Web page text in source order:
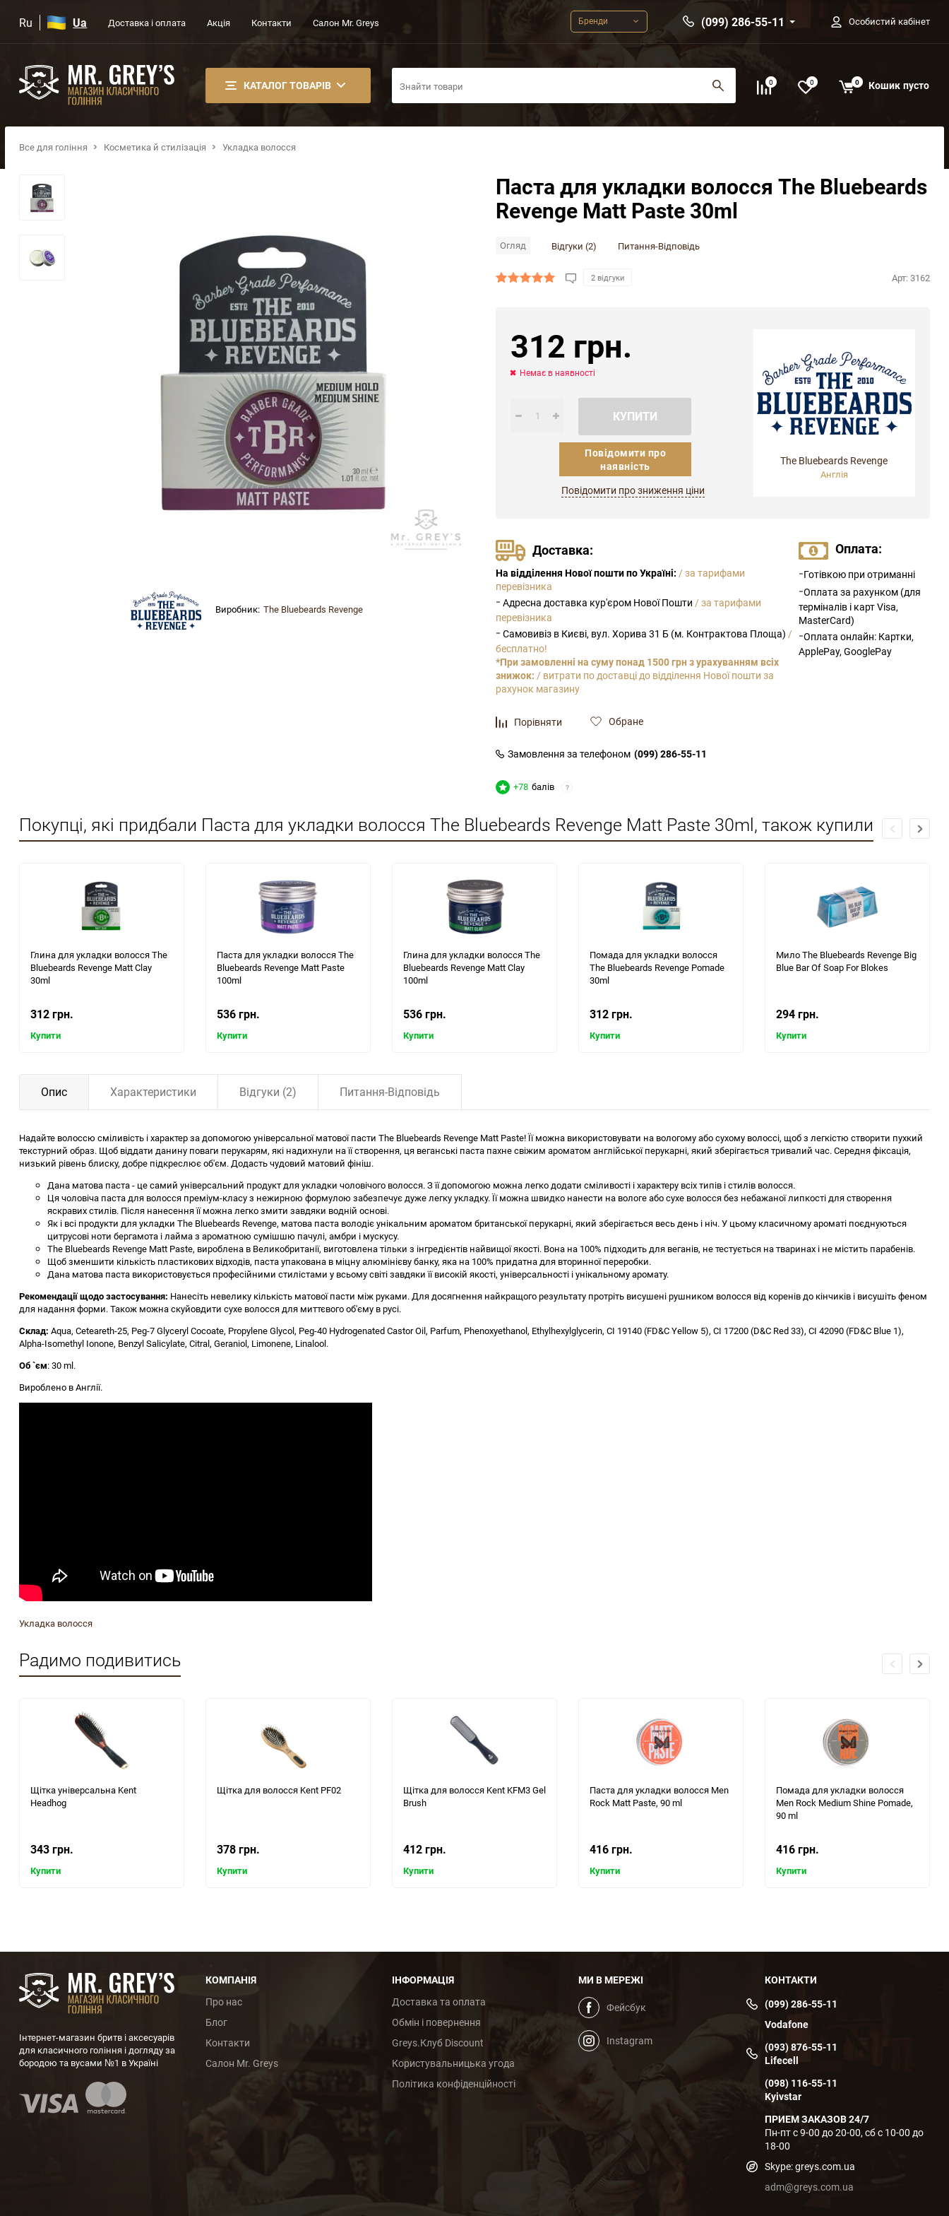
Ru Ua Доставка і оплата Акція Контакти Салон Mr. Greys Бренди (099) 286-55-11 Особистий кабінет
КАТАЛОГ ТОВАРІВ 0 0 0 Кошик пусто
Все для гоління Косметика й стилізація Укладка волосся
Виробник: The Bluebeards Revenge
Паста для укладки волосся The Bluebeards
Revenge Matt Paste 30ml
Огляд Відгуки (2) Питання-Відповідь
2 відгуки Арт:3162
312 грн.
Немає в наявності
КУПИТИ
Повідомити про
наявність
Повідомити про зниження ціни
The Bluebeards Revenge
Англія
Доставка:
На відділення Нової пошти по Україні: / за тарифами
перевізника
- Адресна доставка кур'єром Нової Пошти / за тарифами
перевізника
- Самовивіз в Києві, вул. Хорива 31 Б (м. Контрактова Площа) /
бесплатно!
*При замовленні на суму понад 1500 грн з урахуванням всіх
знижок: / витрати по доставці до відділення Нової пошти за
рахунок магазину
Оплата:
-Готівкою при отриманні
-Оплата за рахунком (для
терміналів і карт Visa,
MasterCard)
-Оплата онлайн: Картки,
ApplePay, GooglePay
Порівняти Обране
Замовлення за телефоном (099) 286-55-11
+78 балів ?
Покупці, які придбали Паста для укладки волосся The Bluebeards Revenge Matt Paste 30ml, також купили
Глина для укладки волосся The
Bluebeards Revenge Matt Clay
30ml
312 грн.
Купити
Паста для укладки волосся The
Bluebeards Revenge Matt Paste
100ml
536 грн.
Купити
Глина для укладки волосся The
Bluebeards Revenge Matt Clay
100ml
536 грн.
Купити
Помада для укладки волосся
The Bluebeards Revenge Pomade
30ml
312 грн.
Купити
Мило The Bluebeards Revenge Big
Blue Bar Of Soap For Blokes
294 грн.
Купити
Опис Характеристики Відгуки (2) Питання-Відповідь
Надайте волоссю сміливість і характер за допомогою універсальної матової пасти The Bluebeards Revenge Matt Paste! Її можна використовувати на вологому або сухому волоссі, щоб з легкістю створити пухкий
текстурний образ. Щоб віддати данину поваги перукарям, які надихнули на її створення, ця веганські паста пахне свіжим ароматом англійської перукарні, який зберігається тривалий час. Середня фіксація,
низький рівень блиску, добре підкреслює об'єм. Додасть чудовий матовий фініш.
Дана матова паста - це самий універсальний продукт для укладки чоловічого волосся. З її допомогою можна легко додати сміливості і характеру всіх типів і стилів волосся.
Ця чоловіча паста для волосся преміум-класу з нежирною формулою забезпечує дуже легку укладку. Її можна швидко нанести на вологе або сухе волосся без небажаної липкості для створення
яскравих стилів. Після нанесення її можна легко змити завдяки водній основі.
Як і всі продукти для укладки The Bluebeards Revenge, матова паста володіє унікальним ароматом британської перукарні, який зберігається весь день і ніч. У цьому класичному ароматі поєднуються
цитрусові ноти бергамота і лайма з ароматною сумішшю пачулі, амбри і мускусу.
The Bluebeards Revenge Matt Paste, вироблена в Великобританії, виготовлена тільки з інгредієнтів найвищої якості. Вона на 100% підходить для веганів, не тестується на тваринах і не містить парабенів.
Щоб зменшити кількість пластикових відходів, паста упакована в міцну алюмінієву банку, яка на 100% придатна для вторинної переробки.
Дана матова паста використовується професійними стилістами у всьому світі завдяки її високій якості, універсальності і унікальному аромату.
Рекомендації щодо застосування: Нанесіть невелику кількість матової пасти між руками. Для досягнення найкращого результату протріть висушені рушником волосся від коренів до кінчиків і висушіть феном
для надання форми. Також можна скуйовдити сухе волосся для миттєвого об'єму в русі.
Склад: Aqua, Ceteareth-25, Peg-7 Glyceryl Cocoate, Propylene Glycol, Peg-40 Hydrogenated Castor Oil, Parfum, Phenoxyethanol, Ethylhexylglycerin, CI 19140 (FD&C Yellow 5), CI 17200 (D&C Red 33), CI 42090 (FD&C Blue 1),
Alpha-Isomethyl Ionone, Benzyl Salicylate, Citral, Geraniol, Limonene, Linalool.
Об `єм: 30 ml.
Вироблено в Англії.
Укладка волосся
Радимо подивитись
Щітка універсальна Kent
Headhog
343 грн.
Купити
Щітка для волосся Kent PF02
378 грн.
Купити
Щітка для волосся Kent KFM3 Gel
Brush
412 грн.
Купити
Паста для укладки волосся Men
Rock Matt Paste, 90 ml
416 грн.
Купити
Помада для укладки волосся
Men Rock Medium Shine Pomade,
90 ml
416 грн.
Купити
Інтернет-магазин бритв і аксесуарів
для класичного гоління і догляду за
бородою та вусами №1 в Україні
КОМПАНІЯ
Про нас
Блог
Контакти
Салон Mr. Greys
ІНФОРМАЦІЯ
Доставка та оплата
Обмін і повернення
Greys.Клуб Discount
Користувальницька угода
Політика конфіденційності
МИ В МЕРЕЖІ
Фейсбук
Instagram
КОНТАКТИ
(099) 286-55-11
Vodafone
(093) 876-55-11
Lifecell
(098) 116-55-11
Kyivstar
ПРИЕМ ЗАКАЗОВ 24/7
Пн-пт с 9-00 до 20-00, сб с 10-00 до
18-00
Skype: greys.com.ua
adm@greys.com.ua